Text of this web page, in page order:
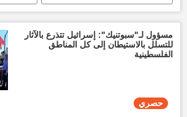
أخبار أوكرانيا
مسؤول لـ"سبوتنيك": إسرائيل تتذرع بالآثار
للتسلل بالاستيطان إلى كل المناطق
الفلسطينية
حصري